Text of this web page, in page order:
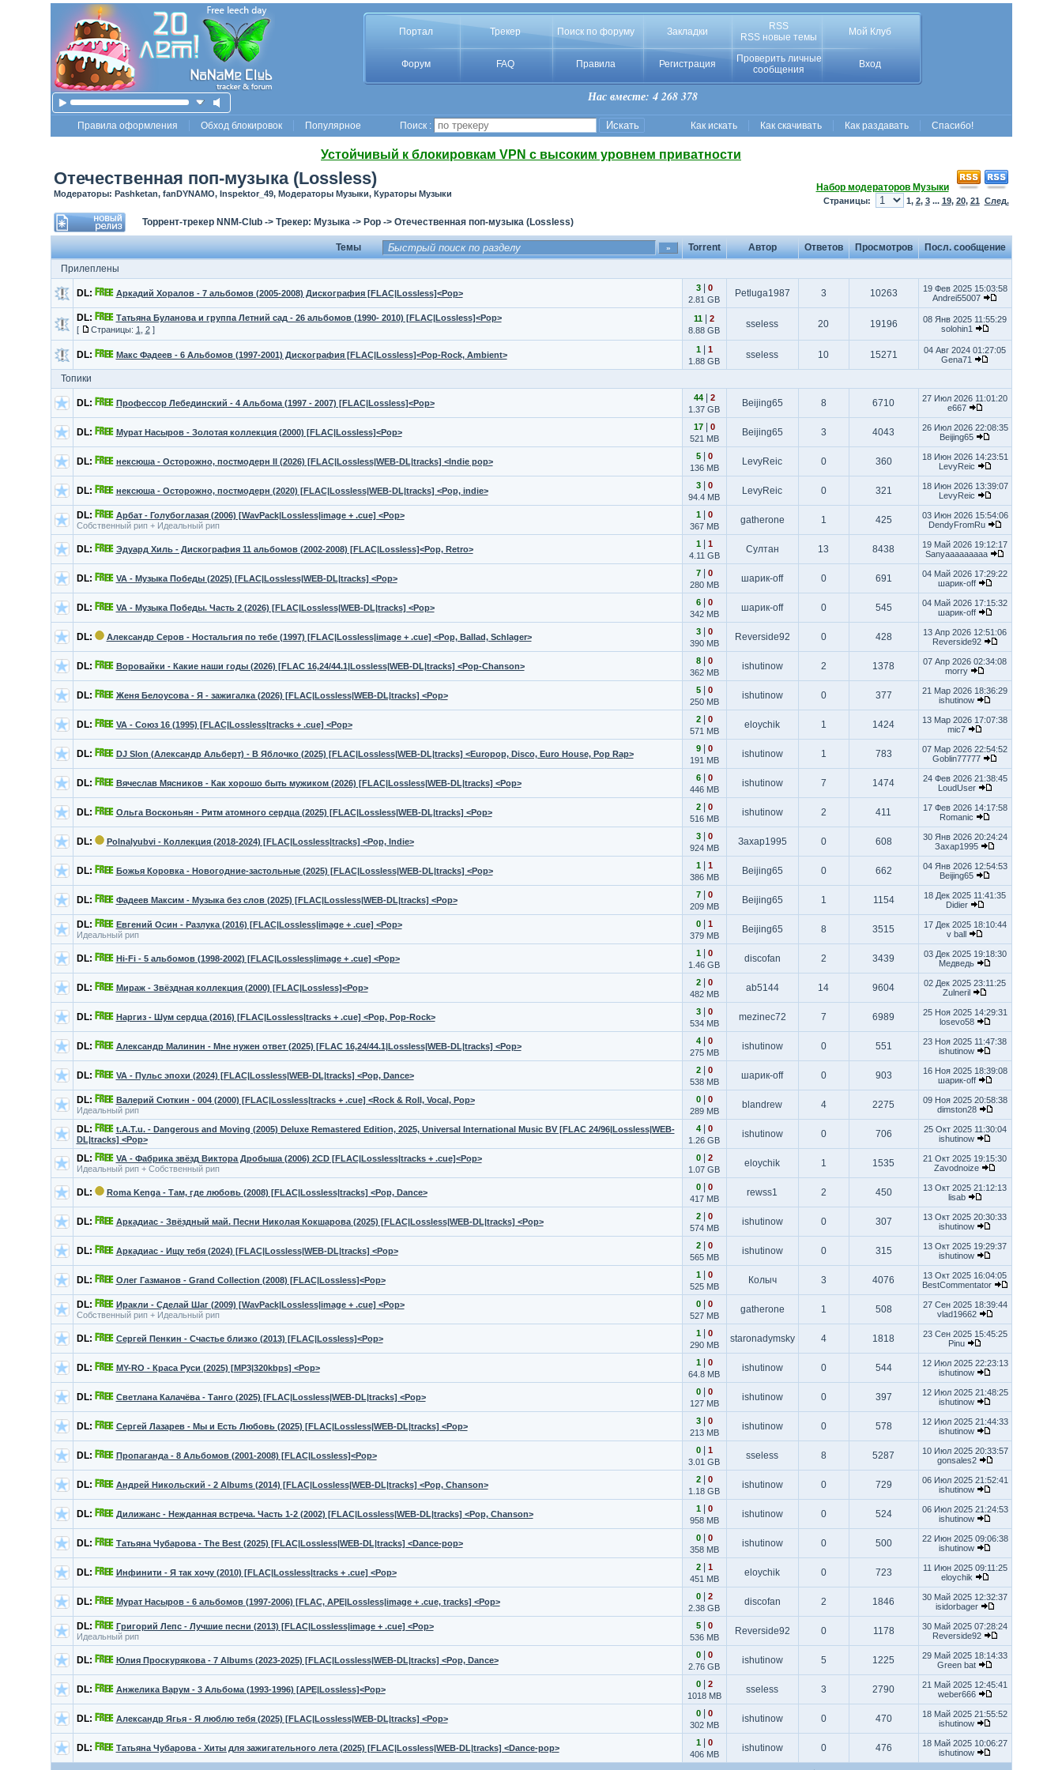
Портал Трекер Поиск по форуму Закладки
RSS
RSS новые темы
Мой Клуб
Форум FAQ Правила Регистрация
Проверить личные
сообщения
Вход
Нас вместе: 4 268 378
Правила оформления Обход блокировок Популярное Поиск : Как искать Как скачивать Как раздавать Спасибо!
Устойчивый к блокировкам VPN с высоким уровнем приватности
Отечественная поп-музыка (Lossless)
Модераторы: Pashketan, fanDYNAMO, Inspektor_49, Модераторы Музыки, Кураторы Музыки
Набор модераторов Музыки
Страницы: 1, 2, 3... 19, 20, 21 След.
Торрент-трекер NNM-Club-> Трекер: Музыка-> Pop-> Отечественная поп-музыка (Lossless)
Темы Torrent Автор Ответов Просмотров
Посл. сообщение
Прилеплены
DL: Аркадий Хоралов - 7 альбомов (2005-2008) Дискография [FLAC|Lossless]<Pop>
3|
0
2.81 GB
Petluga1987 3 10263
19 Фев 2025 15:03:58
Andrei55007
DL:
Татьяна Буланова и группа Летний сад - 26 альбомов (1990- 2010) [FLAC|Lossless]<Pop>
[
Страницы: 1 2]
11
2
8.88 GB
sseless 20 19196
08 Янв 2025 11:55:29
solohin1
DL: Макс Фадеев - 6 Альбомов (1997-2001) Дискография [FLAC|Lossless]<Pop-Rock, Ambient>
1|
1
1.88 GB
sseless 10 15271
04 Авг 2024 01:27:05
Gena71
Топики
DL: Профессор Лебединский - 4 Альбома (1997 - 2007) [FLAC|Lossless]<Pop>
44|
2
1.37 GB
Beijing65 8 6710
27 Июл 2026 11:01:20
e667
DL: Мурат Насыров - Золотая коллекция (2000) [FLAC|Lossless]<Pop>
17|
0
521 MB
Beijing65 3 4043
26 Июл 2026 22:08:35
Beijing65
DL: нексюша - Осторожно, постмодерн II (2026) [FLAC|Lossless|WEB-DL|tracks] <Indie pop>
5|
0
136 MB
LevyReic 0 360
18 Июн 2026 14:23:51
LevyReic
DL: нексюша - Осторожно, постмодерн (2020) [FLAC|Lossless|WEB-DL|tracks] <Pop, indie>
3|
0
94.4 MB
LevyReic 0 321
18 Июн 2026 13:39:07
LevyReic
DL:
Арбат - Голубоглазая (2006) [WavPack|Lossless|image + .cue] <Pop>
Собственный рип + Идеальный рип
1|
0
367 MB
gatherone 1 425
03 Июн 2026 15:54:06
DendyFromRu
DL: Эдуард Хиль - Дискография 11 альбомов (2002-2008) [FLAC|Lossless]<Pop, Retro>
1|
1
4.11 GB
Султан 13 8438
19 Май 2026 19:12:17
Sanyaaaaaaaaa
DL: VA - Музыка Победы (2025) [FLAC|Lossless|WEB-DL|tracks] <Pop>
7|
0
280 MB
шарик-off 0 691
04 Май 2026 17:29:22
шарик-off
DL: VA - Музыка Победы. Часть 2 (2026) [FLAC|Lossless|WEB-DL|tracks] <Pop>
6|
0
342 MB
шарик-off 0 545
04 Май 2026 17:15:32
шарик-off
DL: Александр Серов - Ностальгия по тебе (1997) [FLAC|Lossless|image + .cue] <Pop, Ballad, Schlager>
3|
0
390 MB
Reverside92 0 428
13 Апр 2026 12:51:06
Reverside92
DL: Воровайки - Какие наши годы (2026) [FLAC 16,24/44.1|Lossless|WEB-DL|tracks] <Pop-Chanson>
8|
0
362 MB
ishutinow 2 1378
07 Апр 2026 02:34:08
morry
DL: Женя Белоусова - Я - зажигалка (2026) [FLAC|Lossless|WEB-DL|tracks] <Pop>
5|
0
250 MB
ishutinow 0 377
21 Мар 2026 18:36:29
ishutinow
DL: VA - Союз 16 (1995) [FLAC|Lossless|tracks + .cue] <Pop>
2|
0
571 MB
eloychik 1 1424
13 Мар 2026 17:07:38
mic7
DL: DJ Slon (Александр Альберт) - В Яблочко (2025) [FLAC|Lossless|WEB-DL|tracks] <Europop, Disco, Euro House, Pop Rap>
9|
0
191 MB
ishutinow 1 783
07 Мар 2026 22:54:52
Goblin77777
DL: Вячеслав Мясников - Как хорошо быть мужиком (2026) [FLAC|Lossless|WEB-DL|tracks] <Pop>
6|
0
446 MB
ishutinow 7 1474
24 Фев 2026 21:38:45
LoudUser
DL: Ольга Восконьян - Ритм атомного сердца (2025) [FLAC|Lossless|WEB-DL|tracks] <Pop>
2|
0
516 MB
ishutinow 2 411
17 Фев 2026 14:17:58
Romanic
DL: Polnalyubvi - Коллекция (2018-2024) [FLAC|Lossless|tracks] <Pop, Indie>
3|
0
924 MB
Захар1995 0 608
30 Янв 2026 20:24:24
Захар1995
DL: Божья Коровка - Новогодние-застольные (2025) [FLAC|Lossless|WEB-DL|tracks] <Pop>
1|
1
386 MB
Beijing65 0 662
04 Янв 2026 12:54:53
Beijing65
DL: Фадеев Максим - Музыка без слов (2025) [FLAC|Lossless|WEB-DL|tracks] <Pop>
7|
0
209 MB
Beijing65 1 1154
18 Дек 2025 11:41:35
Didier
DL:
Евгений Осин - Разлука (2016) [FLAC|Lossless|image + .cue] <Pop>
Идеальный рип
0|
1
379 MB
Beijing65 8 3515
17 Дек 2025 18:10:44
v ball
DL: Hi-Fi - 5 альбомов (1998-2002) [FLAC|Lossless|image + .cue] <Рор>
1|
0
1.46 GB
discofan 2 3439
03 Дек 2025 19:18:30
Медведь
DL: Мираж - Звёздная коллекция (2000) [FLAC|Lossless]<Pop>
2|
0
482 MB
ab5144 14 9604
02 Дек 2025 23:11:25
Zulneril
DL: Наргиз - Шум сердца (2016) [FLAC|Lossless|tracks + .cue] <Pop, Pop-Rock>
3|
0
534 MB
mezinec72 7 6989
25 Ноя 2025 14:29:31
losevo58
DL: Александр Малинин - Мне нужен ответ (2025) [FLAC 16,24/44.1|Lossless|WEB-DL|tracks] <Pop>
4|
0
275 MB
ishutinow 0 551
23 Ноя 2025 11:47:38
ishutinow
DL: VA - Пульс эпохи (2024) [FLAC|Lossless|WEB-DL|tracks] <Pop, Dance>
2|
0
538 MB
шарик-off 0 903
16 Ноя 2025 18:39:08
шарик-off
DL:
Валерий Сюткин - 004 (2000) [FLAC|Lossless|tracks + .cue] <Rock & Roll, Vocal, Pop>
Идеальный рип
0|
0
289 MB
blandrew 4 2275
09 Ноя 2025 20:58:38
dimston28
DL:
t.A.T.u. - Dangerous and Moving (2005) Deluxe Remastered Edition, 2025, Universal International Music BV [FLAC 24/96|Lossless|WEB-
DL|tracks] <Pop>
4|
0
1.26 GB
ishutinow 0 706
25 Окт 2025 11:30:04
ishutinow
DL:
VA - Фабрика звёзд Виктора Дробыша (2006) 2CD [FLAC|Lossless|tracks + .cue]<Pop>
Идеальный рип + Собственный рип
0|
2
1.07 GB
eloychik 1 1535
21 Окт 2025 19:15:30
Zavodnoize
DL: Roma Kenga - Там, где любовь (2008) [FLAC|Lossless|tracks] <Pop, Dance>
0|
0
417 MB
rewss1 2 450
13 Окт 2025 21:12:13
lisab
DL: Аркадиас - Звёздный май. Песни Николая Кокшарова (2025) [FLAC|Lossless|WEB-DL|tracks] <Pop>
2|
0
574 MB
ishutinow 0 307
13 Окт 2025 20:30:33
ishutinow
DL: Аркадиас - Ищу тебя (2024) [FLAC|Lossless|WEB-DL|tracks] <Pop>
2|
0
565 MB
ishutinow 0 315
13 Окт 2025 19:29:37
ishutinow
DL: Олег Газманов - Grand Collection (2008) [FLAC|Lossless]<Pop>
1|
0
525 MB
Колыч 3 4076
13 Окт 2025 16:04:05
BestCommentator
DL:
Иракли - Сделай Шаг (2009) [WavPack|Lossless|image + .cue] <Pop>
Собственный рип + Идеальный рип
0|
0
527 MB
gatherone 1 508
27 Сен 2025 18:39:44
vlad19662
DL: Сергей Пенкин - Счастье близко (2013) [FLAC|Lossless]<Pop>
1|
0
290 MB
staronadymsky 4 1818
23 Сен 2025 15:45:25
Pinu
DL: MY-RO - Краса Руси (2025) [MP3|320kbps] <Pop>
1|
0
64.8 MB
ishutinow 0 544
12 Июл 2025 22:23:13
ishutinow
DL: Светлана Калачёва - Танго (2025) [FLAC|Lossless|WEB-DL|tracks] <Pop>
0|
0
127 MB
ishutinow 0 397
12 Июл 2025 21:48:25
ishutinow
DL: Сергей Лазарев - Мы и Есть Любовь (2025) [FLAC|Lossless|WEB-DL|tracks] <Pop>
3|
0
213 MB
ishutinow 0 578
12 Июл 2025 21:44:33
ishutinow
DL: Пропаганда - 8 Альбомов (2001-2008) [FLAC|Lossless]<Pop>
0|
1
3.01 GB
sseless 8 5287
10 Июл 2025 20:33:57
gonsales2
DL: Андрей Никольский - 2 Albums (2014) [FLAC|Lossless|WEB-DL|tracks] <Pop, Chanson>
2|
0
1.18 GB
ishutinow 0 729
06 Июл 2025 21:52:41
ishutinow
DL: Дилижанс - Нежданная встреча. Часть 1-2 (2002) [FLAC|Lossless|WEB-DL|tracks] <Pop, Chanson>
1|
0
958 MB
ishutinow 0 524
06 Июл 2025 21:24:53
ishutinow
DL: Татьяна Чубарова - The Best (2025) [FLAC|Lossless|WEB-DL|tracks] <Dance-pop>
0|
0
358 MB
ishutinow 0 500
22 Июн 2025 09:06:38
ishutinow
DL: Инфинити - Я так хочу (2010) [FLAC|Lossless|tracks + .cue] <Pop>
2|
1
451 MB
eloychik 0 723
11 Июн 2025 09:11:25
eloychik
DL: Мурат Насыров - 6 альбомов (1997-2006) [FLAC, APE|Lossless|image + .cue, tracks] <Pop>
0|
2
2.38 GB
discofan 2 1846
30 Май 2025 12:32:37
isidorbager
DL:
Григорий Лепс - Лучшие песни (2013) [FLAC|Lossless|image + .cue] <Pop>
Идеальный рип
5|
0
536 MB
Reverside92 0 1178
30 Май 2025 07:28:24
Reverside92
DL: Юлия Проскурякова - 7 Albums (2023-2025) [FLAC|Lossless|WEB-DL|tracks] <Pop, Dance>
0|
0
2.76 GB
ishutinow 5 1225
29 Май 2025 18:14:33
Green bat
DL: Анжелика Варум - 3 Альбома (1993-1996) [APE|Lossless]<Pop>
0|
2
1018 MB
sseless 3 2790
21 Май 2025 12:45:41
weber666
DL: Александр Ягья - Я люблю тебя (2025) [FLAC|Lossless|WEB-DL|tracks] <Pop>
0|
0
302 MB
ishutinow 0 470
18 Май 2025 21:55:52
ishutinow
DL: Татьяна Чубарова - Хиты для зажигательного лета (2025) [FLAC|Lossless|WEB-DL|tracks] <Dance-pop>
1|
0
406 MB
ishutinow 0 476
18 Май 2025 10:06:27
ishutinow